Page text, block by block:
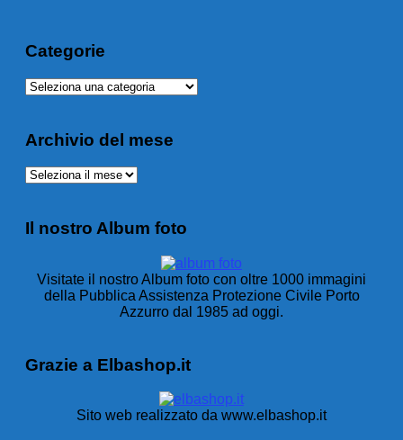
Categorie
Categorie
Archivio del mese
Archivio
Il nostro Album foto
Visitate il nostro Album foto con oltre 1000 immagini
della Pubblica Assistenza Protezione Civile Porto
Azzurro dal 1985 ad oggi.
Grazie a Elbashop.it
Sito web realizzato da www.elbashop.it